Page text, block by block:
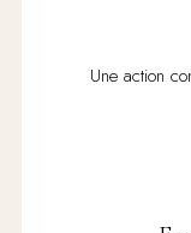
Une action